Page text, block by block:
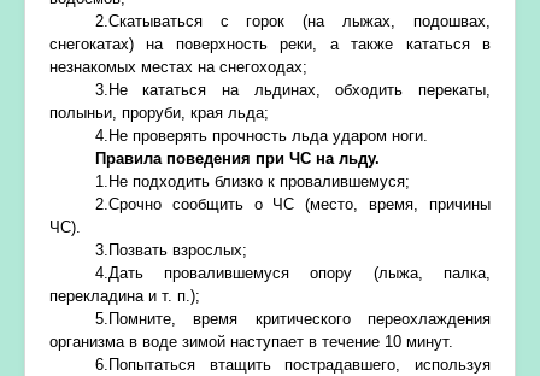
2.Скатываться с горок (на лыжах, подошвах,
снегокатах) на поверхность реки, а также кататься в
незнакомых местах на снегоходах;
3.Не кататься на льдинах, обходить перекаты,
полыньи, проруби, края льда;
4.Не проверять прочность льда ударом ноги.
Правила поведения при ЧС на льду.
1.Не подходить близко к провалившемуся;
2.Срочно сообщить о ЧС (место, время, причины
ЧС).
3.Позвать взрослых;
4.Дать провалившемуся опору (лыжа, палка,
перекладина и т. п.);
5.Помните, время критического переохлаждения
организма в воде зимой наступает в течение 10 минут.
6.Попытаться втащить пострадавшего, используя